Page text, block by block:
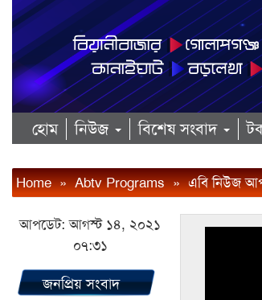
হোম নিউজ বিশেষ সংবাদ
Home » Abtv Programs » এবি নিউজ
আপডেট: আগস্ট ১৪, ২০২১
০৭:৩১
জনপ্রিয় সংবাদ